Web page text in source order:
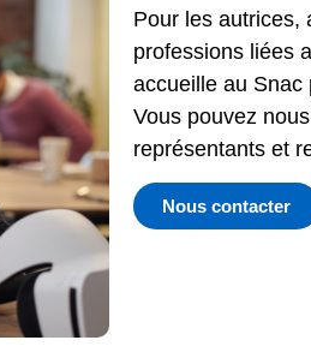
Pour les autrices,
professions liées
accueille au Snac
Vous pouvez
représentants et
Nous contacter